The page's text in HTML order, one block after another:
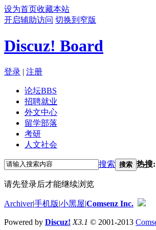
设为首页收藏本站
开启辅助访问 切换到窄版
Discuz! Board
登录 | 注册
论坛BBS
招聘就业
外文中心
留学部落
考研
人文社会
搜索 搜索 热搜:
请先登录后才能继续浏览
Archiver|手机版|小黑屋|Comsenz Inc.
Powered by Discuz! X3.1 © 2001-2013